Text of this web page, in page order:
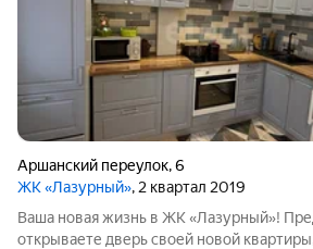
Аршанский переулок,6
ЖК «Лазурный», 2 квартал 2019
Ваша новая жизнь в ЖК «Лазурный»!
открываете дверь своей новой